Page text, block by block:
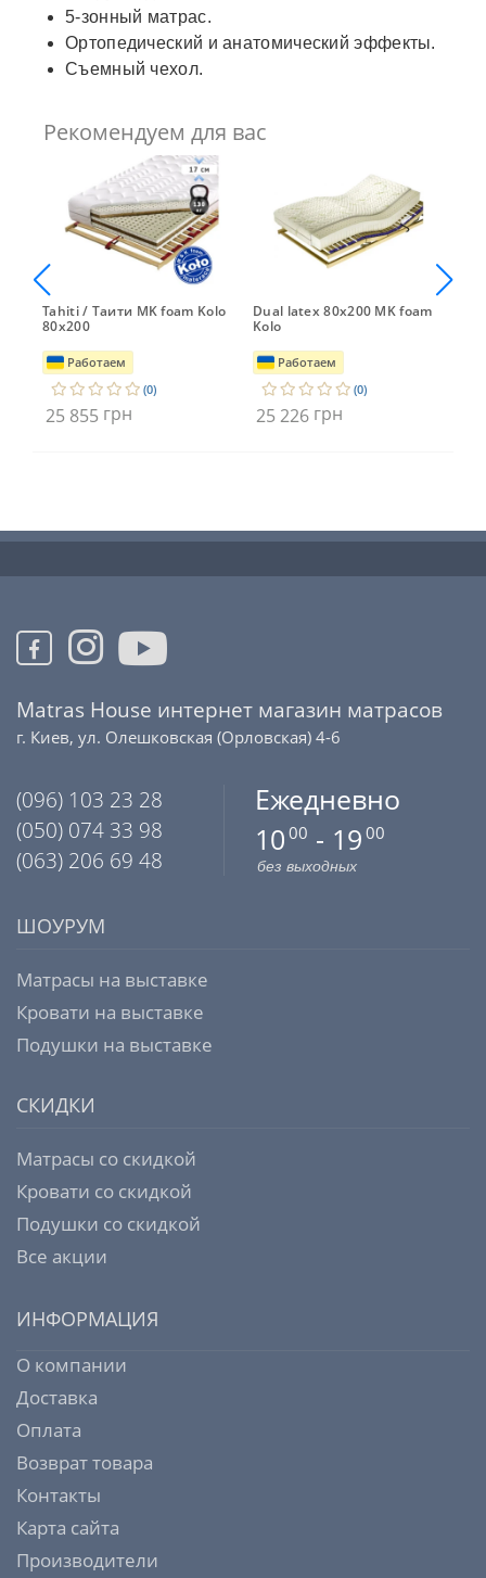
5-зонный матрас.
Ортопедический и анатомический эффекты.
Съемный чехол.
Рекомендуем для вас
Tahiti / Таити MK foam Kolo
80x200
Работаем
(0)
25 855 грн
Dual latex 80x200 MK foam
Kolo
Работаем
(0)
25 226 грн
Matras House интернет магазин матрасов
г. Киев, ул. Олешковская (Орловская) 4-6
(096) 103 23 28
(050) 074 33 98
(063) 206 69 48
Ежедневно
10 00 - 19 00
без выходных
ШОУРУМ
Матрасы на выставке
Кровати на выставке
Подушки на выставке
СКИДКИ
Матрасы со скидкой
Кровати со скидкой
Подушки со скидкой
Все акции
ИНФОРМАЦИЯ
О компании
Доставка
Оплата
Возврат товара
Контакты
Карта сайта
Производители